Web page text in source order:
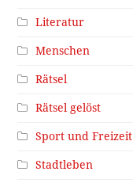
Literatur
Menschen
Rätsel
Rätsel gelöst
Sport und Freizeit
Stadtleben